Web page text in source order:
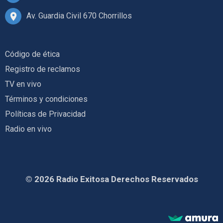
Av. Guardia Civil 670 Chorrillos
Código de ética
Registro de reclamos
TV en vivo
Términos y condiciones
Políticas de Privacidad
Radio en vivo
© 2026 Radio Exitosa Derechos Reservados